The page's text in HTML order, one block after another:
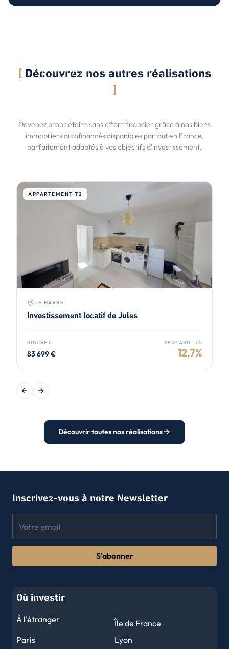
[ Découvrez nos autres réalisations
]
Devenez propriétaire sans effort financier grâce à nos biens
immobiliers autofinancés disponibles partout en France,
parfaitement adaptés à vos objectifs d'investissement.
APPARTEMENT T2
LE HAVRE
Investissement locatif de Jules
BUDGET
83 699€
RENTABILITÉ
12,7%
Previous slide
Next slide
Découvrir toutes nos réalisations
Inscrivez-vous à notre Newsletter
S'abonner
Où investir
À l'étranger
Île de France
Paris
Lyon